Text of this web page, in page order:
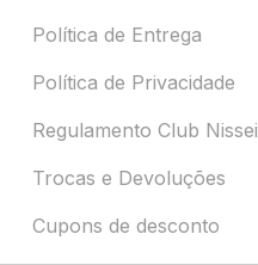
Política de Entrega
Política de Privacidade
Regulamento Club Nissei
Trocas e Devoluções
Cupons de desconto